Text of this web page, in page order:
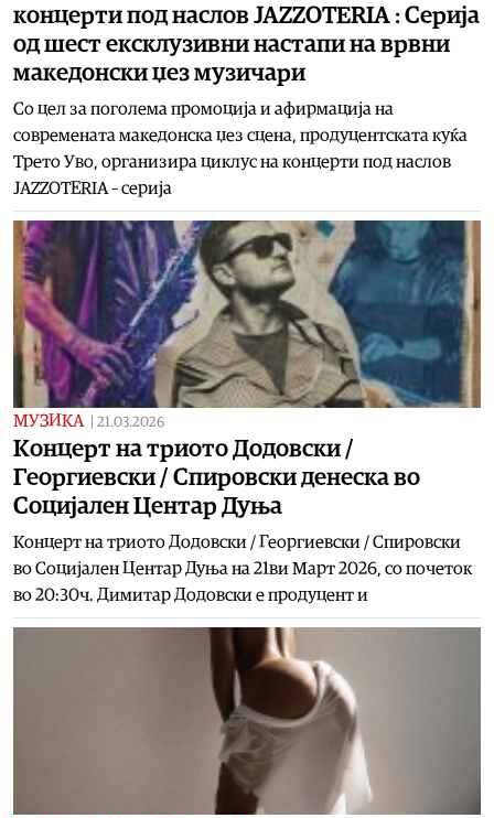
концерти под наслов JAZZOTERIA : Серија
од шест ексклузивни настапи на врвни
македонски џез музичари
Со цел за поголема промоција и афирмација на
современата македонска џез сцена, продуцентската куќа
Трето Уво, организира циклус на концерти под наслов
JAZZOTERIA – серија
МУЗИКА 21.03.2026
Kонцерт на триото Додовски /
Георгиевски / Спировски денеска во
Социјален Центар Дуња
Kонцерт на триото Додовски / Георгиевски / Спировски
во Социјален Центар Дуња на 21ви Март 2026, со почеток
во 20:30ч. Димитар Додовски е продуцент и